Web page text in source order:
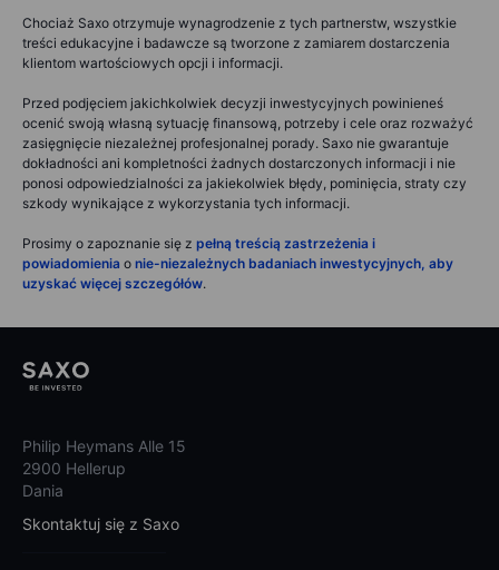
Chociaż Saxo otrzymuje wynagrodzenie z tych partnerstw, wszystkie
treści edukacyjne i badawcze są tworzone z zamiarem dostarczenia
klientom wartościowych opcji i informacji.
Przed podjęciem jakichkolwiek decyzji inwestycyjnych powinieneś
ocenić swoją własną sytuację finansową, potrzeby i cele oraz rozważyć
zasięgnięcie niezależnej profesjonalnej porady. Saxo nie gwarantuje
dokładności ani kompletności żadnych dostarczonych informacji i nie
ponosi odpowiedzialności za jakiekolwiek błędy, pominięcia, straty czy
szkody wynikające z wykorzystania tych informacji.
Prosimy o zapoznanie się z pełną treścią zastrzeżenia i
powiadomienia o nie-niezależnych badaniach inwestycyjnych, aby
uzyskać więcej szczegółów.
Philip Heymans Alle 15
2900 Hellerup
Dania
Skontaktuj się z Saxo